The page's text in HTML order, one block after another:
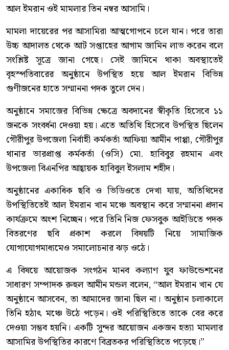
আল ইমরান ওই মামলার তিন নম্বর আসামি।
মামলা দায়েরের পর আসামিরা আত্মগোপনে চলে যান। পরে তারা
উচ্চ আদালত থেকে আট সপ্তাহের আগাম জামিন লাভ করেন বলে
সংশ্লিষ্ট সূত্রে জানা গেছে। সেই জামিনে থাকা অবস্থাতেই
বৃহস্পতিবারের অনুষ্ঠানে উপস্থিত হয়ে আল ইমরান বিভিন্ন
গুণীজনের হাতে সম্মাননা পদক তুলে দেন।
অনুষ্ঠানে সমাজের বিভিন্ন ক্ষেত্রে অবদানের স্বীকৃতি হিসেবে ১১
জনকে সংবর্ধনা দেওয়া হয়। এতে অতিথি হিসেবে উপস্থিত ছিলেন
গৌরীপুর উপজেলা নির্বাহী কর্মকর্তা আফিয়া আমীন পাপ্পা, গৌরীপুর
থানার ভারপ্রাপ্ত কর্মকর্তা (ওসি) মো. হাবিবুর রহমান এবং
উপজেলা বিএনপির আহ্বায়ক হাবিবুল ইসলাম শহীদ।
অনুষ্ঠানের একাধিক ছবি ও ভিডিওতে দেখা যায়, অতিথিদের
উপস্থিতিতেই আল ইমরান খান মঞ্চে অবস্থান করে সম্মাননা প্রদান
কার্যক্রমে অংশ নিচ্ছেন। পরে তিনি নিজ ফেসবুক আইডিতে পদক
বিতরণের ছবি প্রকাশ করলে বিষয়টি নিয়ে সামাজিক
যোগাযোগমাধ্যমেও সমালোচনার ঝড় ওঠে।
এ বিষয়ে আয়োজক সংগঠন মানব কল্যাণ যুব ফাউন্ডেশনের
সাধারণ সম্পাদক রুহুল আমীন মন্ডল বলেন, “আল ইমরান খান যে
অনুষ্ঠানে আসবেন, তা আমাদের জানা ছিল না। অনুষ্ঠান চলাকালে
তিনি হঠাৎ মঞ্চে উঠে পড়েন। ওই পরিস্থিতিতে তাকে বের করে
দেওয়া সম্ভব হয়নি। একটি সুন্দর আয়োজন একজন হত্যা মামলার
আসামির উপস্থিতির কারণে বিব্রতকর পরিস্থিতিতে পড়েছে।”